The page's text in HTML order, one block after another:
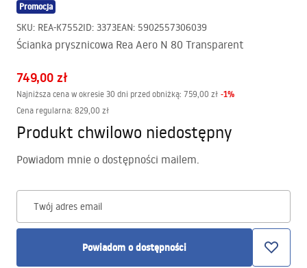
Promocja
SKU: REA-K7552ID: 3373EAN: 5902557306039
Ścianka prysznicowa Rea Aero N 80 Transparent
749,00 zł
Najniższa cena w okresie 30 dni przed obniżką: 759,00 zł -1%
Cena regularna: 829,00 zł
Produkt chwilowo niedostępny
Powiadom mnie o dostępności mailem.
Twój adres email
Powiadom o dostępności